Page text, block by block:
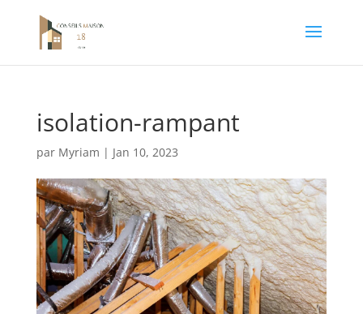
isolation-rampant
par Myriam | Jan 10, 2023